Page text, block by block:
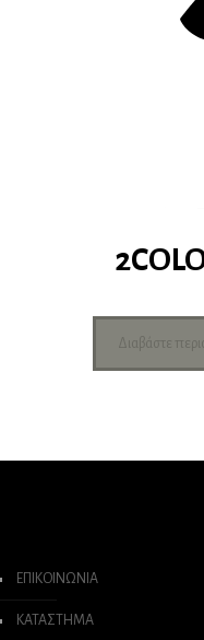
Διαβάστε
ΕΠΙΚΟΙΝΩΝΙΑ
ΚΑΤΑΣΤΗΜΑ